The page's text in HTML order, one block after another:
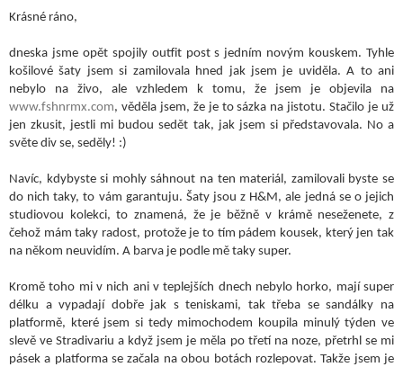
Krásné ráno,
dneska jsme opět spojily outfit post s jedním novým kouskem. Tyhle
košilové šaty jsem si zamilovala hned jak jsem je uviděla. A to ani
nebylo na živo, ale vzhledem k tomu, že jsem je objevila na
www.fshnrmx.com, věděla jsem, že je to sázka na jistotu. Stačilo je už
jen zkusit, jestli mi budou sedět tak, jak jsem si představovala. No a
světe div se, seděly! :)
Navíc, kdybyste si mohly sáhnout na ten materiál, zamilovali byste se
do nich taky, to vám garantuju. Šaty jsou z H&M, ale jedná se o jejich
studiovou kolekci, to znamená, že je běžně v krámě neseženete, z
čehož mám taky radost, protože je to tím pádem kousek, který jen tak
na někom neuvidím. A barva je podle mě taky super.
Kromě toho mi v nich ani v teplejších dnech nebylo horko, mají super
délku a vypadají dobře jak s teniskami, tak třeba se sandálky na
platformě, které jsem si tedy mimochodem koupila minulý týden ve
slevě ve Stradivariu a když jsem je měla po třetí na noze, přetrhl se mi
pásek a platforma se začala na obou botách rozlepovat. Takže jsem je